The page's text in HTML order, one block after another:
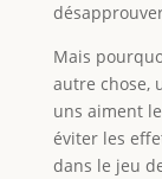
Mais
autre chose,
uns aiment
éviter les
dans le jeu